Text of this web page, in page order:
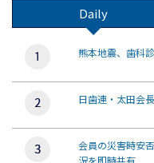
Daily
熊本地震、歯科
日歯連・太田会
会員の災害時安
況を即時共有